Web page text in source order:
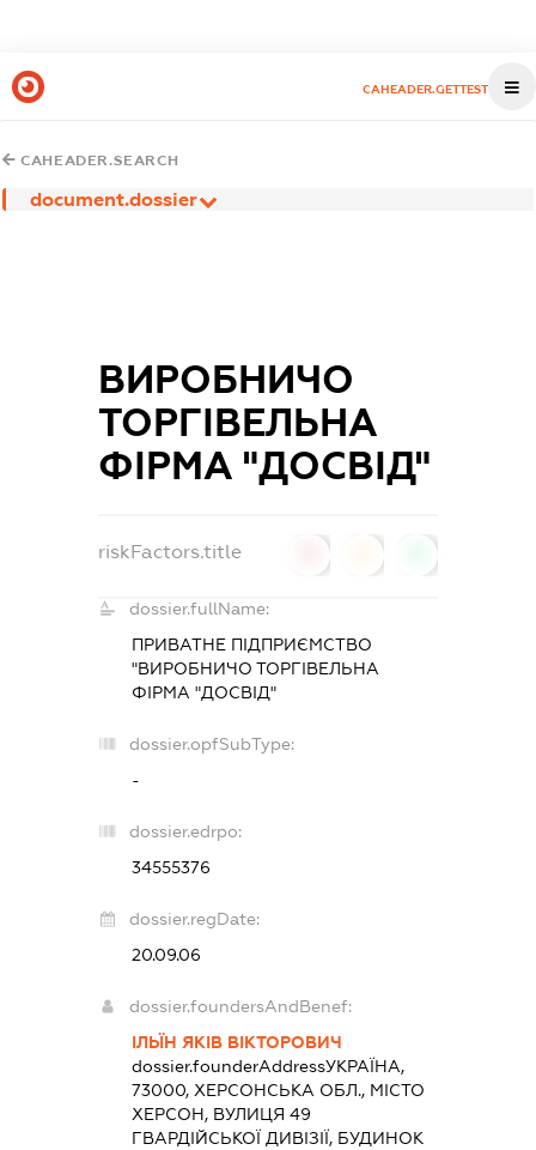
CAHEADER.GETTEST
CAHEADER.SEARCH
document.dossier
ВИРОБНИЧО
ТОРГІВЕЛЬНА
ФІРМА "ДОСВІД"
riskFactors.title
dossier.fullName:
ПРИВАТНЕ ПІДПРИЄМСТВО
"ВИРОБНИЧО ТОРГІВЕЛЬНА
ФІРМА "ДОСВІД"
dossier.opfSubType:
-
dossier.edrpo:
34555376
dossier.regDate:
20.09.06
dossier.foundersAndBenef:
ІЛЬЇН ЯКІВ ВІКТОРОВИЧ
dossier.founderAddressУКРАЇНА,
73000, ХЕРСОНСЬКА ОБЛ., МІСТО
ХЕРСОН, ВУЛИЦЯ 49
ГВАРДІЙСЬКОЇ ДИВІЗІЇ, БУДИНОК